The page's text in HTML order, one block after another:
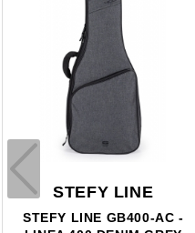
STEFY LINE
STEFY LINE GB400-AC -